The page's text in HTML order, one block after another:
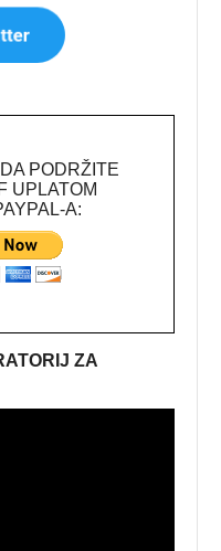
PODRŽITE
UPLATOM
A:
ZA